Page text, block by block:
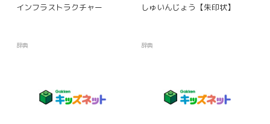
インフラストラクチャー
辞典
しゅいんじょう【朱印状】
辞典